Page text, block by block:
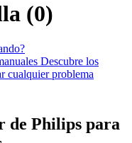
(0)
Descubre los
cualquier problema
de Philips para